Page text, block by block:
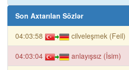
Son Axtarılan Sözlər
04:03:58 cilveleşmek (Feil)
04:03:04 anlayışsız (İsim)